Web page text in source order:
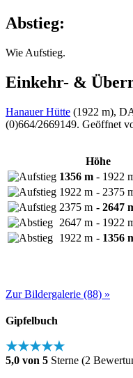
Abstieg:
Wie Aufstieg.
Einkehr- &
Hanauer Hütte (1922 m),
(0)664/2669149. Geöffnet
Höhe
1356 m - 1922
1922 m - 2375
2375 m - 2647
2647 m - 1922
1922 m - 1356
Zur Bildergalerie (88) »
Gipfelbuch
★★★★★
5,0 von 5 Sterne (2